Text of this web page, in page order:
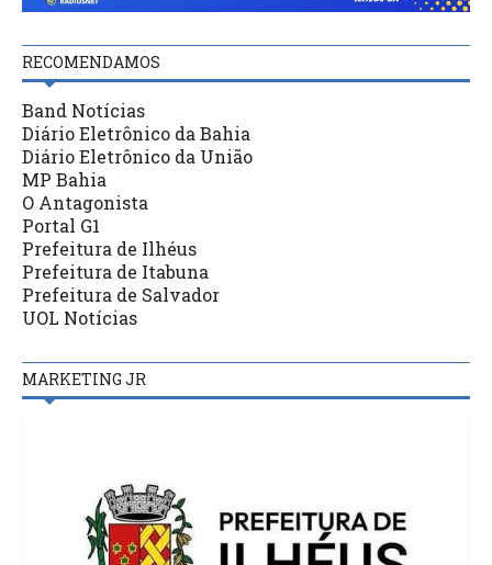
RECOMENDAMOS
Band Notícias
Diário Eletrônico da Bahia
Diário Eletrônico da União
MP Bahia
O Antagonista
Portal G1
Prefeitura de Ilhéus
Prefeitura de Itabuna
Prefeitura de Salvador
UOL Notícias
MARKETING JR